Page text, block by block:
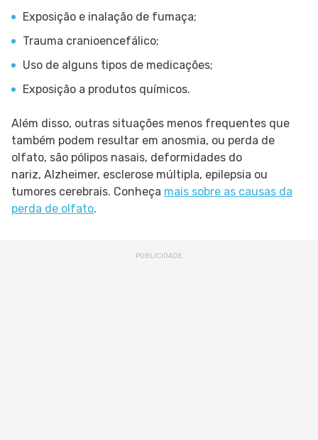
Exposição e inalação de fumaça;
Trauma cranioencefálico;
Uso de alguns tipos de medicações;
Exposição a produtos químicos.
Além disso, outras situações menos frequentes que
também podem resultar em anosmia, ou perda de
olfato, são pólipos nasais, deformidades do
nariz, Alzheimer, esclerose múltipla, epilepsia ou
tumores cerebrais. Conheça mais sobre as causas da
perda de olfato.